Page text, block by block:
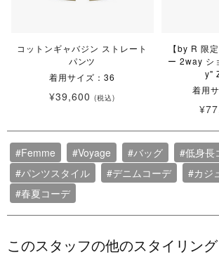
コットンギャバジン ストレート
パンツ
着用サイズ：36
¥39,600 (税込)
【by R 限
ー 2way シ
y"
着用
#Femme #Voyage #バッグ
#低身長
#パンツスタイル
#デニムコーデ
#カジ
#春夏コーデ
このスタッフの他のスタイリング